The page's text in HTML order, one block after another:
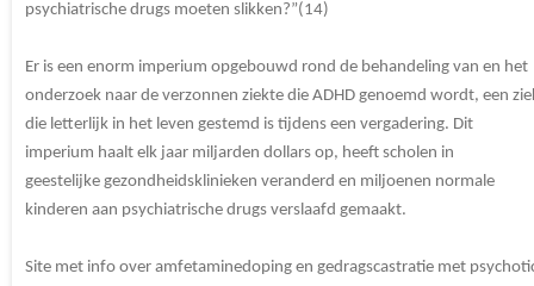
psychiatrische drugs moeten slikken?”(14)
Er is een enorm imperium opgebouwd rond de behandeling van en het
onderzoek naar de verzonnen ziekte die ADHD genoemd wordt, een
die letterlijk in het leven gestemd is tijdens een vergadering. Dit
imperium haalt elk jaar miljarden dollars op, heeft scholen in
geestelijke gezondheidsklinieken veranderd en miljoenen normale
kinderen aan psychiatrische drugs verslaafd gemaakt.
Site met info over amfetaminedoping en gedragscastratie met